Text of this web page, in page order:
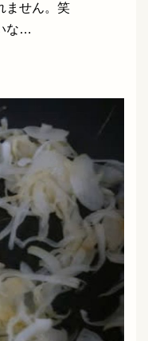
ません。笑
な…